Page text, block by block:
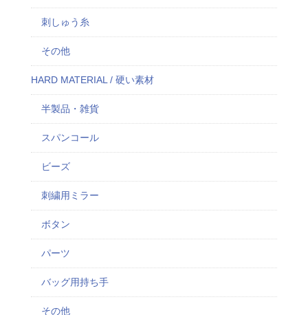
刺しゅう糸
その他
HARD MATERIAL / 硬い素材
半製品・雑貨
スパンコール
ビーズ
刺繍用ミラー
ボタン
パーツ
バッグ用持ち手
その他